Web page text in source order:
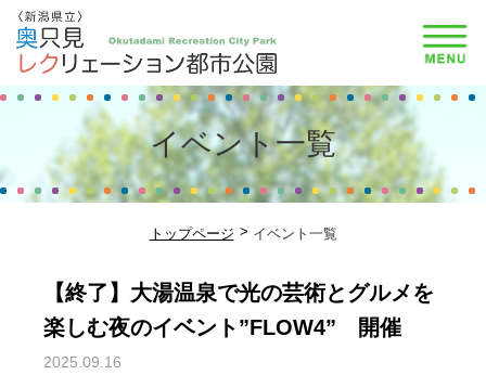
イベント一覧
トップページ イベント一覧
【終了】大湯温泉で光の芸術とグルメを
楽しむ夜のイベント”FLOW4” 開催
2025.09.16